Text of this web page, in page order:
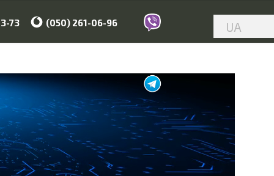
73 (050) 261-06-96